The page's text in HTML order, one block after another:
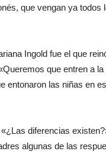
que vengan ya todos
Ingold fue el que
que entren a
entonaron las niñas en
diferencias
algunas de las